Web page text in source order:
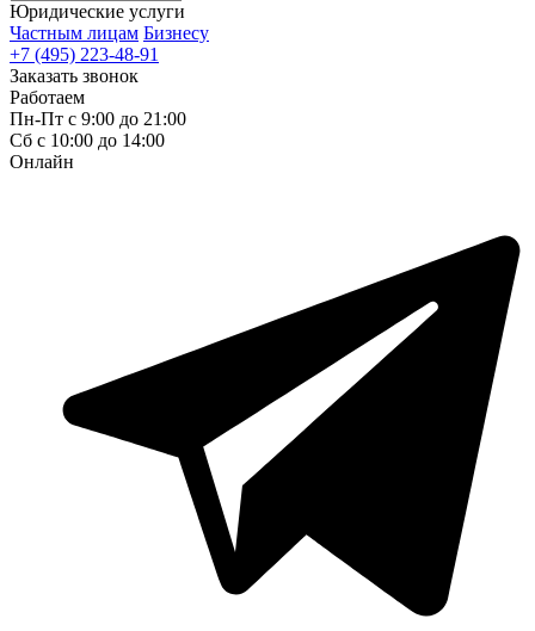
Юридические услуги
Частным лицам Бизнесу
+7 (495) 223-48-91
Заказать звонок
Работаем
Пн-Пт с 9:00 до 21:00
Сб с 10:00 до 14:00
Онлайн